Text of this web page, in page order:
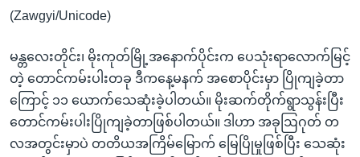
ရန်
သို့
ကျော်
ရန်
(Zawgyi/Unicode)
မန္တလေးတိုင်း၊ မိုးကုတ်မြို့အနောက်ပိုင်းက ပေသုံးရာလောက်မြင့်
တဲ့ တောင်ကမ်းပါးတခု ဒီကနေ့မနက် အစောပိုင်းမှာ ပြိုကျခဲ့တာ
ကြောင့် ၁၁ ယောက်သေဆုံးခဲ့ပါတယ်။ မိုးဆက်တိုက်ရွာသွန်းပြီး
တောင်ကမ်းပါးပြိုကျခဲ့တာဖြစ်ပါတယ်။ ဒါဟာ အခုဩဂုတ် တ
လအတွင်းမှာပဲ တတိယအကြိမ်မြောက် မြေပြိုမှုဖြစ်ပြီး သေဆုံး